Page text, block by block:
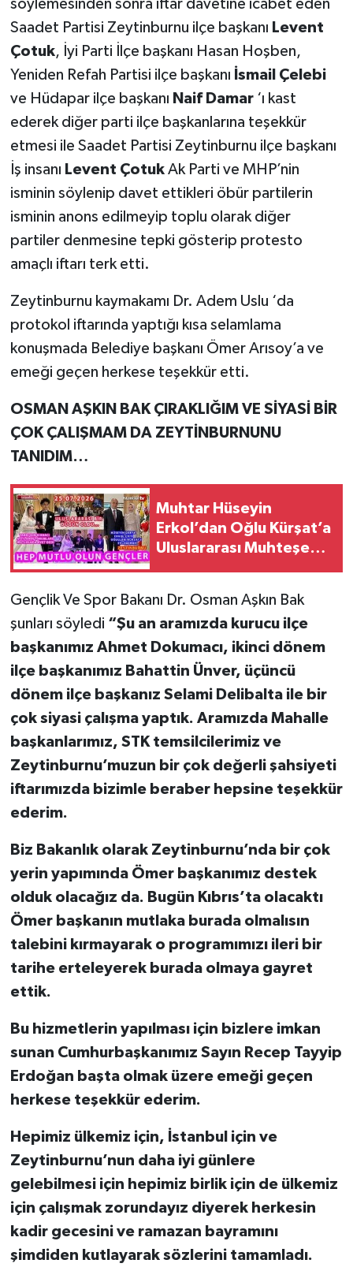
söylemesinden sonra iftar davetine icabet eden
Saadet Partisi Zeytinburnu ilçe başkanı Levent
Çotuk, İyi Parti İlçe başkanı Hasan Hoşben,
Yeniden Refah Partisi ilçe başkanı İsmail Çelebi
ve Hüdapar ilçe başkanı Naif Damar‘ı kast
ederek diğer parti ilçe başkanlarına teşekkür
etmesi ile Saadet Partisi Zeytinburnu ilçe başkanı
İş insanı Levent ÇotukAk Parti ve MHP’nin
isminin söylenip davet ettikleri öbür partilerin
isminin anons edilmeyip toplu olarak diğer
partiler denmesine tepki gösterip protesto
amaçlı iftarı terk etti.
Zeytinburnu kaymakamı Dr. Adem Uslu ‘da
protokol iftarında yaptığı kısa selamlama
konuşmada Belediye başkanı Ömer Arısoy’a ve
emeği geçen herkese teşekkür etti.
OSMAN AŞKIN BAK ÇIRAKLIĞIM VE SİYASİ BİR
ÇOK ÇALIŞMAM DA ZEYTİNBURNUNU
TANIDIM…
Muhtar Hüseyin
Erkol’dan Oğlu Kürşat’a
Uluslararası Muhteşem
Gençlik Ve Spor Bakanı Dr. Osman Aşkın Bak
şunları söyledi “Şu an aramızda kurucu ilçe
başkanımız Ahmet Dokumacı, ikinci dönem
ilçe başkanımız Bahattin Ünver, üçüncü
dönem ilçe başkanız Selami Delibalta ile bir
çok siyasi çalışma yaptık. Aramızda Mahalle
başkanlarımız, STK temsilcilerimiz ve
Zeytinburnu’muzun bir çok değerli şahsiyeti
iftarımızda bizimle beraber hepsine teşekkür
ederim.
Biz Bakanlık olarak Zeytinburnu’nda bir çok
yerin yapımında Ömer başkanımız destek
olduk olacağız da. Bugün Kıbrıs’ta olacaktı
Ömer başkanın mutlaka burada olmalısın
talebini kırmayarak o programımızı ileri bir
tarihe erteleyerek burada olmaya gayret
ettik.
Bu hizmetlerin yapılması için bizlere imkan
sunan Cumhurbaşkanımız Sayın Recep Tayyip
Erdoğan başta olmak üzere emeği geçen
herkese teşekkür ederim.
Hepimiz ülkemiz için, İstanbul için ve
Zeytinburnu’nun daha iyi günlere
gelebilmesi için hepimiz birlik için de ülkemiz
için çalışmak zorundayız diyerek herkesin
kadir gecesini ve ramazan bayramını
şimdiden kutlayarak sözlerini tamamladı.